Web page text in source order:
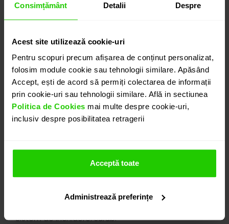
Consimțământ Detalii Despre
Acest site utilizează cookie-uri
Pentru scopuri precum afișarea de conținut personalizat,
folosim module cookie sau tehnologii similare. Apăsând
Accept, ești de acord să permiți colectarea de informații
prin cookie-uri sau tehnologii similare. Află in sectiunea
Politica de Cookies mai multe despre cookie-uri,
inclusiv despre posibilitatea retragerii
Acceptă toate
Administrează preferințe
PROGRAMEAZĂ O ÎNTÂLNIRE
DETALII
Cerceii CASIANI TIMELESS cu Smarald si Diamante
sunt o bijuterie clasica, eleganta. Doua smaralde cu
taietura octogon (1.00 ct) si diamante cu taietura
rotunda totalizand 0.19 ct. sunt montate in aur alb
Sistem de inchidere: surub.